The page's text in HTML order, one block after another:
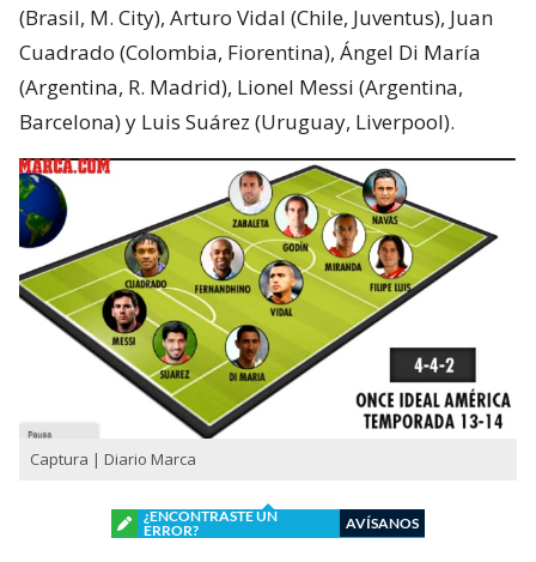
(Brasil, M. City), Arturo Vidal (Chile, Juventus), Juan
Cuadrado (Colombia, Fiorentina), Ángel Di María
(Argentina, R. Madrid), Lionel Messi (Argentina,
Barcelona) y Luis Suárez (Uruguay, Liverpool).
Captura | Diario Marca
¿ENCONTRASTE UN
ERROR?
AVÍSANOS